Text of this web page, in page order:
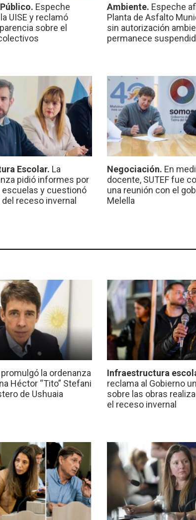
Espeche
UISE y reclamó
sobre el
Ambiente. Espeche
Planta de Asfalto
sin autorización
permanece
Escolar. La
pidió informes por
escuelas y cuestionó
receso invernal
Negociación. En
docente, SUTEF fue
una reunión con el
Melella
promulgó la ordenanza
Héctor “Tito” Stefani
de Ushuaia
Infraestructura
reclama al Gobierno
sobre las obras
el receso invernal